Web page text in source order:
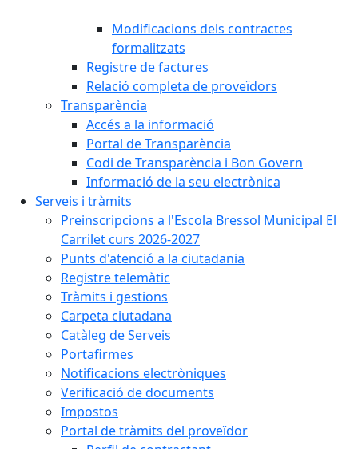
Modificacions dels contractes
formalitzats
Registre de factures
Relació completa de proveïdors
Transparència
Accés a la informació
Portal de Transparència
Codi de Transparència i Bon Govern
Informació de la seu electrònica
Serveis i tràmits
Preinscripcions a l'Escola Bressol Municipal El
Carrilet curs 2026-2027
Punts d'atenció a la ciutadania
Registre telemàtic
Tràmits i gestions
Carpeta ciutadana
Catàleg de Serveis
Portafirmes
Notificacions electròniques
Verificació de documents
Impostos
Portal de tràmits del proveïdor